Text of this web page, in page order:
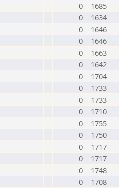
0
1685
0
1634
0
1646
0
1646
0
1663
0
1642
0
1704
0
1733
0
1733
0
1710
0
1755
0
1750
0
1717
0
1717
0
1748
0
1708